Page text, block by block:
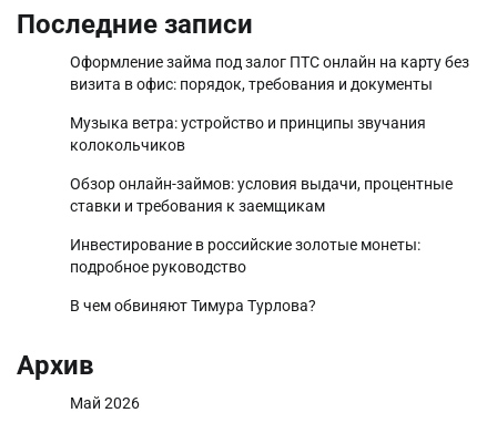
Последние записи
Оформление займа под залог ПТС онлайн на карту без
визита в офис: порядок, требования и документы
Музыка ветра: устройство и принципы звучания
колокольчиков
Обзор онлайн-займов: условия выдачи, процентные
ставки и требования к заемщикам
Инвестирование в российские золотые монеты:
подробное руководство
В чем обвиняют Тимура Турлова?
Архив
Май 2026